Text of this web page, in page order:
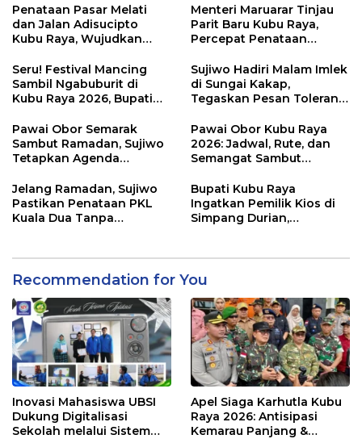
Mumtaz Pontianak
Penataan Pasar Melati
dan Jalan Adisucipto
Kubu Raya, Wujudkan
Wajah Kota Modern
Menteri Maruarar Tinjau
Parit Baru Kubu Raya,
Percepat Penataan
Seru! Festival Mancing
Sambil Ngabuburit di
Kubu Raya 2026, Bupati
Ramaikan Ramadan
Sujiwo Hadiri Malam Imlek
di Sungai Kakap,
Tegaskan Pesan Toleransi
Pawai Obor Semarak
Sambut Ramadan, Sujiwo
Tetapkan Agenda
Pawai Obor Kubu Raya
2026: Jadwal, Rute, dan
Semangat Sambut
Jelang Ramadan, Sujiwo
Pastikan Penataan PKL
Kuala Dua Tanpa
Bupati Kubu Raya
Ingatkan Pemilik Kios di
Simpang Durian,
Recommendation for You
Inovasi Mahasiswa UBSI
Dukung Digitalisasi
Sekolah melalui Sistem
Apel Siaga Karhutla Kubu
Raya 2026: Antisipasi
Kemarau Panjang &